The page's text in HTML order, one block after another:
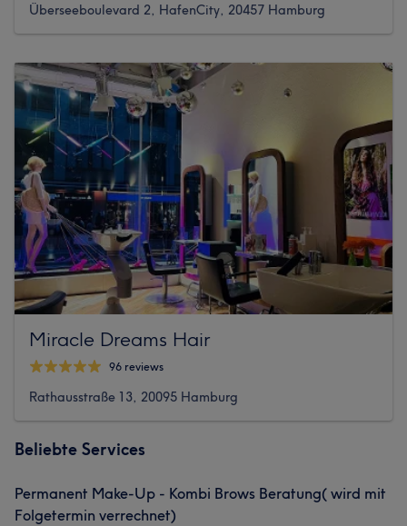
Überseeboulevard 2, HafenCity, 20457 Hamburg
Miracle Dreams Hair
96 reviews
Rathausstraße 13, 20095 Hamburg
Beliebte Services
Permanent Make-Up - Kombi Brows Beratung( wird mit
Folgetermin verrechnet)